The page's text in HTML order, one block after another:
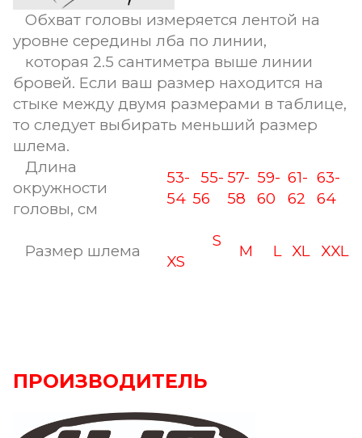
Обхват головы измеряется лентой на
уровне середины лба по линии,
которая 2.5 сантиметра выше линии
бровей. Если ваш размер находится на
стыке между двумя размерами в таблице,
то следует выбирать меньший размер
шлема.
Длина
окружности
головы, см
53-
54
55-
56
57-
58
59-
60
61-
62
63-
64
Размер шлема
XS
S
M L XL XXL
ПРОИЗВОДИТЕЛЬ